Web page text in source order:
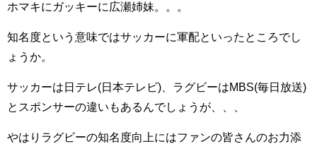
ホマキにガッキーに広瀬姉妹。。。
知名度という意味ではサッカーに軍配といったところでし
ょうか。
サッカーは日テレ(日本テレビ)、ラグビーはMBS(毎日放送)
とスポンサーの違いもあるんでしょうが、、、
やはりラグビーの知名度向上にはファンの皆さんのお力添